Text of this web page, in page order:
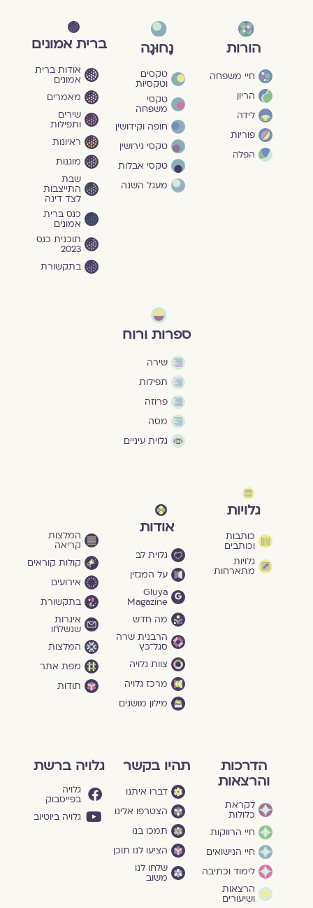
הורות
חיי משפחה
הריון
לידה
פוריות
הפלה
נָחוּגָה
טקסים
וטקסיות
טקסי
משפחה
חופה וקידושין
טקסי גירושין
טקסי אבלות
מעגל השנה
ברית אמונים
אודות ברית
אמונים
מאמרים
שירים
ותפילות
ראיונות
מוגנוּת
שבת
התייצבות
לצד דינה
כנס ברית
אמונים
תוכנית כנס
2023
בתקשורת
ספרות ורוח
שירה
תפילות
פרוזה
מסה
גלוית עיניים
גלויות
כותבות
וכותבים
גלויות
מתארחות
אודות
גלוית לב
על המגזין
Gluya
Magazine
מה חדש
הרבנית שרה
סגל־כץ
צוות גלויה
מרכז גלויה
מילון מושגים
המלצות
קריאה
קולות קוראים
אירועים
בתקשורת
איגרות
שנשלחו
המלצות
מפת אתר
תודות
הדרכות
והרצאות
לקראת
כלולות
חיי הרווקות
חיי הנישואים
לימוד וכתיבה
הרצאות
ושיעורים
תהיו בקשר
דברו איתנו
הצטרפו אלינו
תמכו בנו
הציעו לנו תוכן
שלחו לנו
משוב
גלויה ברשת
גלויה
בפייסבוק
גלויה ביוטיוב